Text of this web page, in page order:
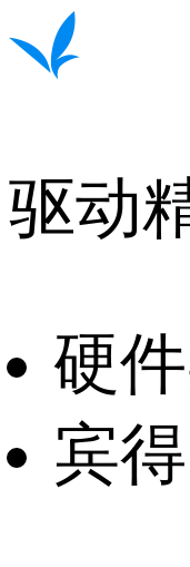
驱动
硬
宾得